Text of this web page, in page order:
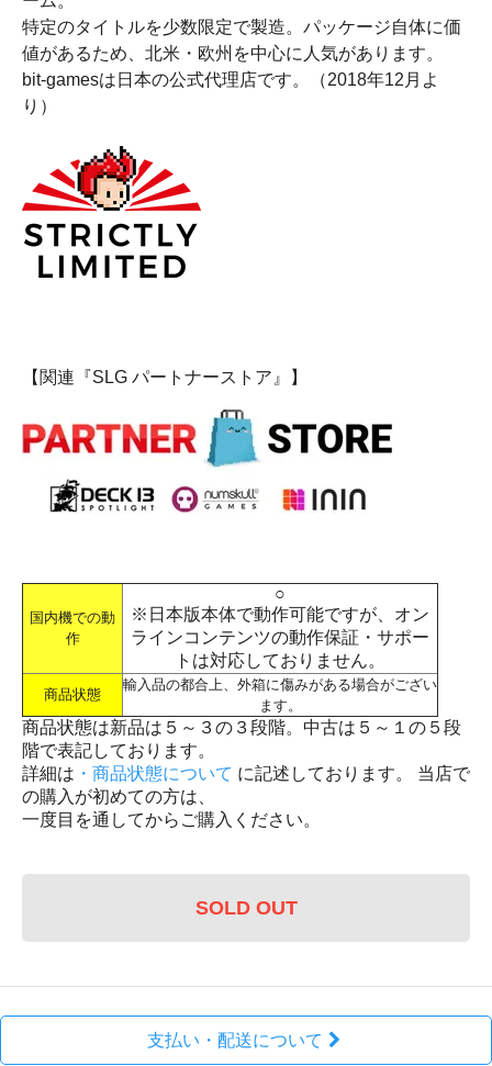
特定のタイトルを少数限定で製造。パッケージ自体に価
値があるため、北米・欧州を中心に人気があります。
bit-gamesは日本の公式代理店です。（2018年12月よ
り）
【関連『SLG パートナーストア』】
国内機での動
作
○
※日本版本体で動作可能ですが、オン
ラインコンテンツの動作保証・サポー
トは対応しておりません。
商品状態
輸入品の都合上、外箱に傷みがある場合がござい
ます。
商品状態は新品は５～３の３段階。中古は５～１の５段
階で表記しております。
詳細は ・商品状態について に記述しております。 当店で
の購入が初めての方は、
一度目を通してからご購入ください。
SOLD OUT
支払い・配送について